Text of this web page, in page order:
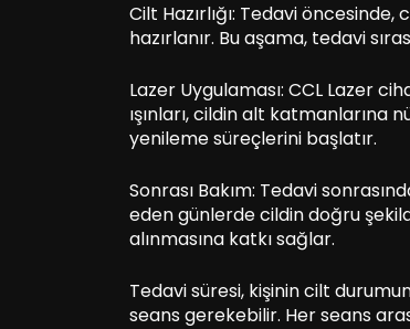
Cilt Hazırlığı: Tedavi
hazırlanır. Bu aşama, tedavi
Lazer Uygulaması: CCL Lazer
ışınları, cildin alt
yenileme süreçlerini başlatır.
Sonrası Bakım: Tedavi
eden günlerde cildin doğru
alınmasına katkı sağlar.
Tedavi süresi, kişinin cilt
seans gerekebilir. Her seans